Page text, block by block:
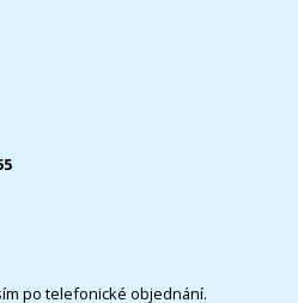
po telefonické objednání.